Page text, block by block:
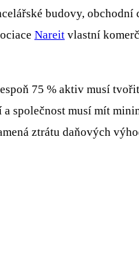
budovy,
Nareit vlastní
75 % aktiv musí
společnost musí mít
ztrátu daňových